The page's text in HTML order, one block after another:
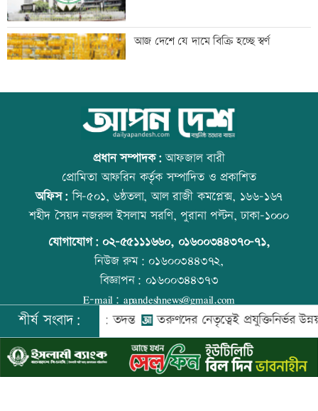
তরুণদের নেতৃত্বেই প্রযুক্তিনির্ভর উন্নয়ন হবে:
তথ্যপ্রযুক্তিমন্ত্রী
লক্ষ্মীপুর জেলা প্রশাসনের ১৪ কর্মকর্তা-
কর্মচারীর বিদায়ী সংবর্ধনা
সব শর্ত মেনে নিলে হরমুজ খুলবো: ইরান
মেসির বাবা মারা গেছেন
বিএনপি গণমাধ্যমের স্বাধীনতায় বিশ্বাস করে:
আজ দেশে যে দামে বিক্রি হচ্ছে স্বর্ণ
আজ বিশ্ব বন্ধু দিবস
কোরআন-হাদিসে নামাজ না পড়ার শাস্তি
আজ স্বর্ণ-রুপা যে দামে বিক্রি হচ্ছে
আজ দেশে স্বর্ণের দাম বাড়ল নাকি কমলো
প্রধান সম্পাদক:আফজাল বারী
প্রোমিতা আফরিন কর্তৃক সম্পাদিত ও প্রকাশিত
অফিস:সি-৫০১, ৬ষ্ঠতলা, আল রাজী কমপ্লেক্স, ১৬৬-১৬৭
শহীদ সৈয়দ নজরুল ইসলাম সরণি, পুরানা পল্টন, ঢাকা-১০০০
যোগাযোগ: ০২-৫৫১১১৬৬০, ০১৬০০৩৪৪৩৭০-৭১,
নিউজ রুম:০১৬০০৩৪৪৩৭২,
বিজ্ঞাপন: ০১৬০০৩৪৪৩৭৩
E-mail: apandeshnews@gmail.com
©২০২৬ |আপন দেশ ডটকমকর্তৃক সর্বসত্ব ® সংরক্ষিত | উন্নয়নে
ইমিথমেকারস.কম
শীর্ষ সংবাদ:
গুম করা হয়: তদন্ত তরুণদের নেতৃত্বেই প্রযুক্তিনির্ভর উন্নয়ন হবে: